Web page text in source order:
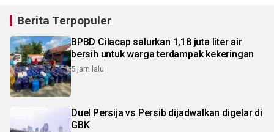
Berita Terpopuler
BPBD Cilacap salurkan 1,18 juta liter air
bersih untuk warga terdampak kekeringan
5 jam lalu
Duel Persija vs Persib dijadwalkan digelar di
GBK